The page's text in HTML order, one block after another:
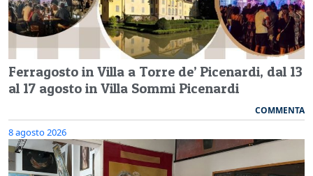
Ferragosto in Villa a Torre de’ Picenardi, dal 13
al 17 agosto in Villa Sommi Picenardi
COMMENTA
8 agosto 2026